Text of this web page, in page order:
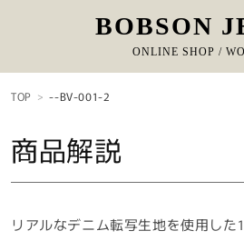
コンテ
ンツに
BOBSON
ONLINE SHOP /
TOP --BV-001-2
商品解説
リアルなデニム転写生地を使用した1